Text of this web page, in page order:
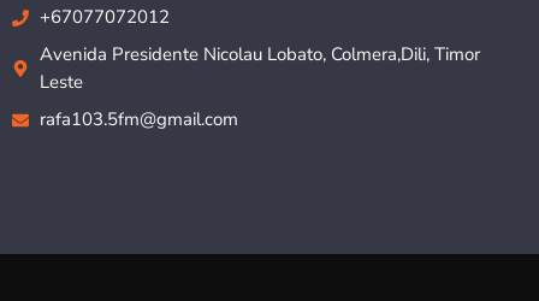
+67077072012
Avenida Presidente Nicolau Lobato, Colmera,Dili, Timor
Leste
rafa103.5fm@gmail.com